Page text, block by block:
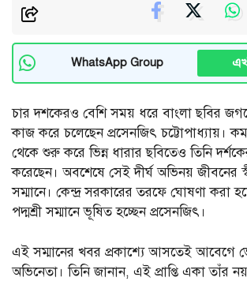
WhatsApp Group
চার দশকেরও বেশি সময় ধরে বাংলা ছবির
কাজ করে চলেছেন প্রসেনজিৎ চট্টোপাধ্যায়।
থেকে শুরু করে ভিন্ন ধারার ছবিতেও তিনি
করেছেন। অবশেষে সেই দীর্ঘ অভিনয় জীবনের
সম্মানে। কেন্দ্র সরকারের তরফে ঘোষণা করা
পদ্মশ্রী সম্মানে ভূষিত হচ্ছেন প্রসেনজিৎ।
এই সম্মানের খবর প্রকাশ্যে আসতেই আবেগে
অভিনেতা। তিনি জানান, এই প্রাপ্তি একা তাঁর